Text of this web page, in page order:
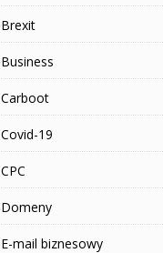
Brexit
Business
Carboot
Covid-19
CPC
Domeny
E-mail biznesowy